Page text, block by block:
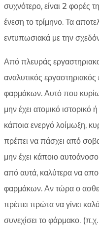
συχνότερο, είναι 2 φορές
ένεση το τρίμηνο. Τα
εντυπωσιακά με την
Από πλευράς
αναλυτικός
φαρμάκων. Αυτό που
μην έχει ατομικό
κάποια ενεργό λοίμωξη,
πρέπει να πάσχει από
μην έχει κάποιο
από αυτά, καλύτερα να
φαρμάκων. Αν τώρα ο
πρέπει πρώτα να γίνει
συνεχίσει το φάρμακο.